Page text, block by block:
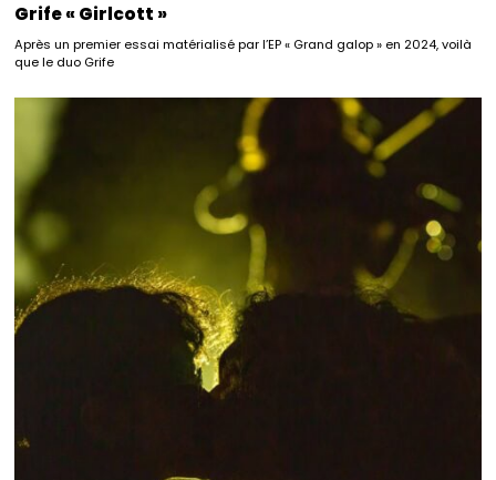
Grife « Girlcott »
Après un premier essai matérialisé par l’EP « Grand galop » en 2024, voilà
que le duo Grife